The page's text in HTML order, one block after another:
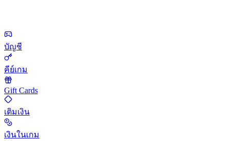
บัญชี
คีย์เกม
Gift Cards
เติมเงิน
เงินในเกม